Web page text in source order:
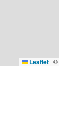
Leaflet | ©